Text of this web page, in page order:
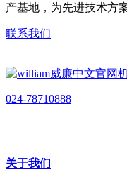
产基地，为先进技术方
联系我们
024-78710888
关于我们